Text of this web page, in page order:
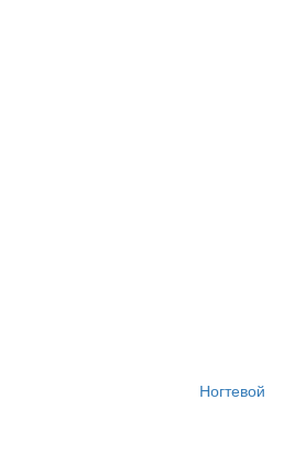
Ногтевой